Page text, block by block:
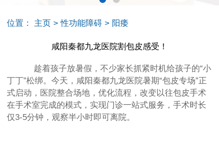
位置： 主页 >性功能障碍 > 阳痿
咸阳秦都九龙医院割包皮感受！
趁着孩子放暑假，不少家长抓紧时机给孩子的“小
丁丁”松绑。今天，咸阳秦都九龙医院暑期“包皮专场”正
式启动，医院整合场地，优化流程，改变以往包皮手术
在手术室完成的模式，实现门诊一站式服务，手术时长
仅3-5分钟，观察半小时即可离院。